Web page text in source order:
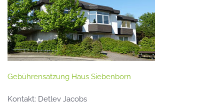
Gebührensatzung Haus Siebenborn
Kontakt: Detlev Jacobs